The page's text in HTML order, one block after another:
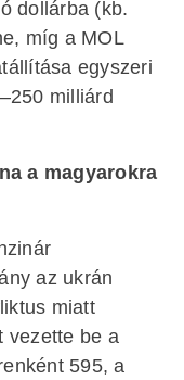
dollárba (kb.
míg a MOL
egyszeri
milliárd
a magyarokra
az ukrán
miatt
vezette be a
595, a